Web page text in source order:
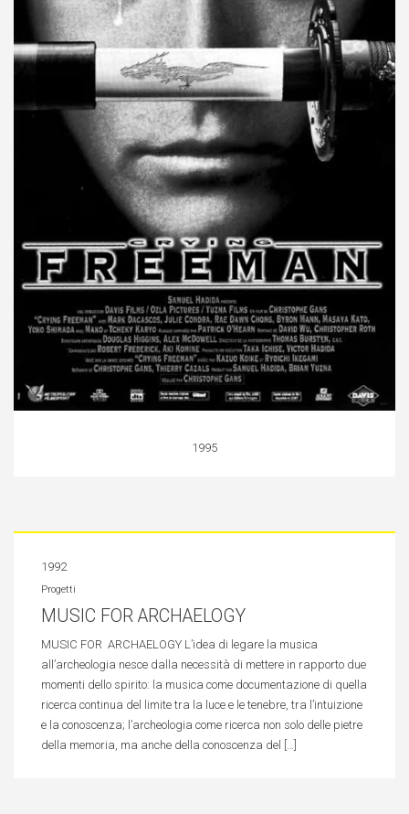
1995
1992
Progetti
MUSIC FOR ARCHAELOGY
MUSIC FOR ARCHAELOGY L’idea di legare la musica
all’archeologia nesce dalla necessità di mettere in rapporto due
momenti dello spirito: la musica come documentazione di quella
ricerca continua del limite tra la luce e le tenebre, tra l’intuizione
e la conoscenza; l’archeologia come ricerca non solo delle pietre
della memoria, ma anche della conoscenza del […]